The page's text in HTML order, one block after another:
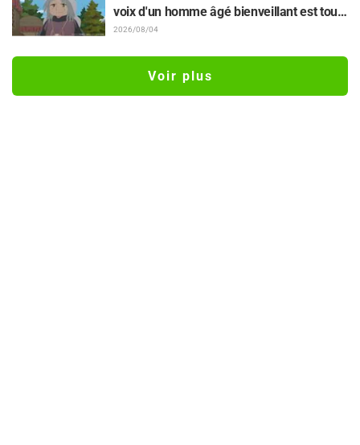
voix d'un homme âgé bienveillant est tout
aussi superbe » : Akira Ishida en chef de
Jaadugar: A Witch in Mongolia »
2026/08/04
Voir plus